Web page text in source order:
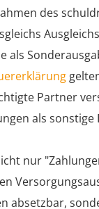
des
als
Partner
als sonstige
nur
absetzbar,